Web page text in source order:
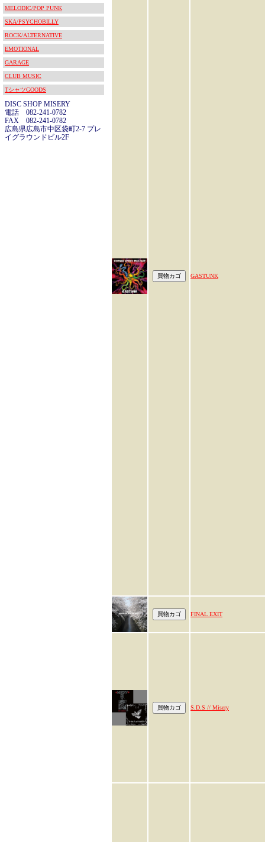
MELODIC/POP PUNK
SKA/PSYCHOBILLY
ROCK/ALTERNATIVE
EMOTIONAL
GARAGE
CLUB MUSIC
TシャツGOODS
DISC SHOP MISERY
電話 082-241-0782
FAX 082-241-0782
広島県広島市中区袋町2-7 プレ
イグラウンドビル2F
GASTUNK
FINAL EXIT
S.D.S // Misery